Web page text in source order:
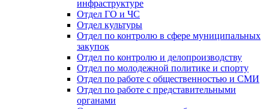
инфраструктуре
Отдел ГО и ЧС
Отдел культуры
Отдел по контролю в сфере муниципальных
закупок
Отдел по контролю и делопроизводству
Отдел по молодежной политике и спорту
Отдел по работе с общественностью и СМИ
Отдел по работе с представительными
органами